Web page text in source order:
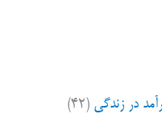
در زندگی (۴۲)